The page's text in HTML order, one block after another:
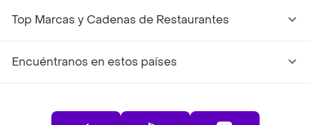
Top Marcas y Cadenas de Restaurantes
Encuéntranos en estos países